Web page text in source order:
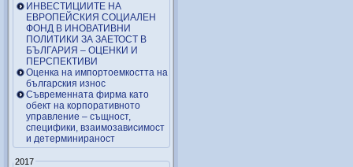
ИНВЕСТИЦИИТЕ НА
ЕВРОПЕЙСКИЯ СОЦИАЛЕН
ФОНД В ИНОВАТИВНИ
ПОЛИТИКИ ЗА ЗАЕТОСТ В
БЪЛГАРИЯ – OЦЕНКИ И
ПЕРСПЕКТИВИ
Оценка на импортоемкостта на
българския износ
Съвременната фирма като
обект на корпоративното
управление – същност,
специфики, взаимозависимост
и детерминираност
2017